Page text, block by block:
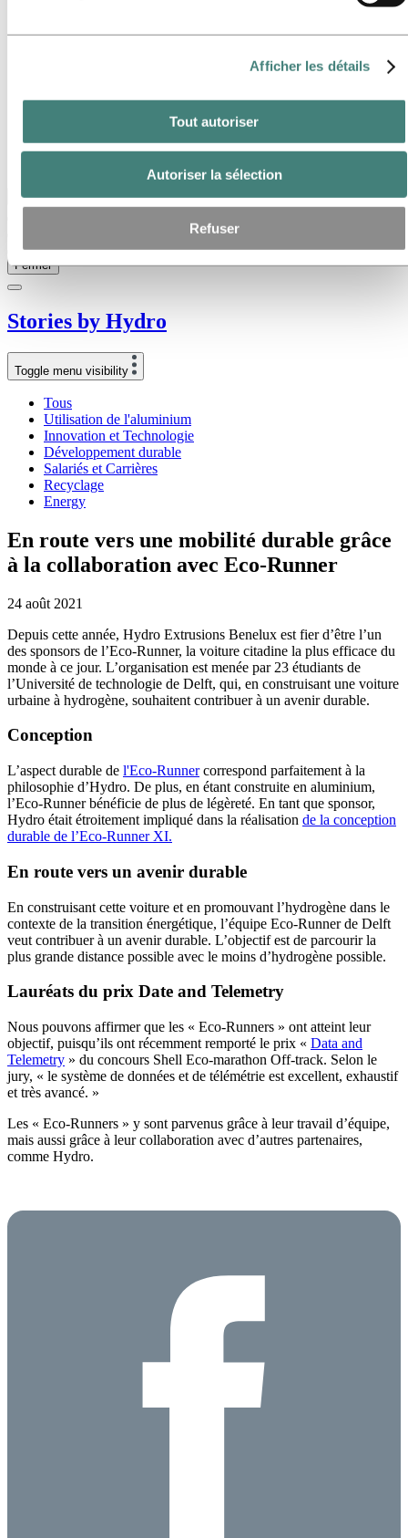
Afficher les détails
Tout autoriser
Autoriser la sélection
Refuser
Les industries qui comptent
Pays-Bas
Approvisionnement
Retour au menu principal
Fermer
Stories by Hydro
Toggle menu visibility
Tous
Utilisation de l'aluminium
Innovation et Technologie
Développement durable
Salariés et Carrières
Recyclage
Energy
En route vers une mobilité durable grâce
à la collaboration avec Eco-Runner
24 août 2021
Depuis cette année, Hydro Extrusions Benelux est fier d’être l’un
des sponsors de l’Eco-Runner, la voiture citadine la plus efficace du
monde à ce jour. L’organisation est menée par 23 étudiants de
l’Université de technologie de Delft, qui, en construisant une voiture
urbaine à hydrogène, souhaitent contribuer à un avenir durable.
Conception
L’aspect durable de l'Eco-Runnercorrespond parfaitement à la
philosophie d’Hydro. De plus, en étant construite en aluminium,
l’Eco-Runner bénéficie de plus de légèreté. En tant que sponsor,
Hydro était étroitement impliqué dans la réalisation de la conception
durable de l’Eco-Runner XI.
En route vers un avenir durable
En construisant cette voiture et en promouvant l’hydrogène dans le
contexte de la transition énergétique, l’équipe Eco-Runner de Delft
veut contribuer à un avenir durable. L’objectif est de parcourir la
plus grande distance possible avec le moins d’hydrogène possible.
Lauréats du prix Date and Telemetry
Nous pouvons affirmer que les « Eco-Runners » ont atteint leur
objectif, puisqu’ils ont récemment remporté le prix « Data and
Telemetry » du concours Shell Eco-marathon Off-track. Selon le
jury, « le système de données et de télémétrie est excellent, exhaustif
et très avancé. »
Les « Eco-Runners » y sont parvenus grâce à leur travail d’équipe,
mais aussi grâce à leur collaboration avec d’autres partenaires,
comme Hydro.